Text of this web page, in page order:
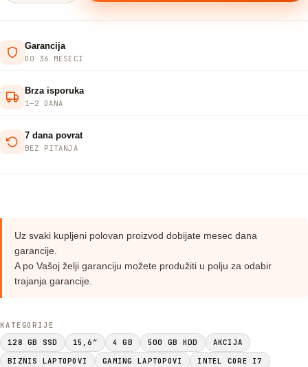
Garancija
DO 36 MESECI
Brza isporuka
1—2 DANA
7 dana povrat
BEZ PITANJA
Uz svaki kupljeni polovan proizvod dobijate mesec dana
garancije.
A po Vašoj želji garanciju možete produžiti u polju za odabir
trajanja garancije.
KATEGORIJE
128 GB SSD
15,6” 4 GB 500 GB HDD
AKCIJA
BIZNIS LAPTOPOVI
GAMING LAPTOPOVI
INTEL CORE I7